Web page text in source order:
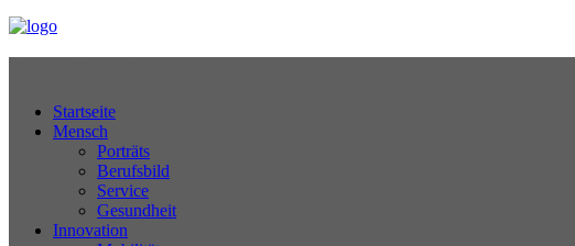
Startseite
Mensch
Porträts
Berufsbild
Service
Gesundheit
Innovation